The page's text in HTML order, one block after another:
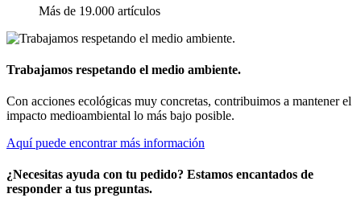
Más de 19.000 artículos
Trabajamos respetando el medio ambiente.
Con acciones ecológicas muy concretas, contribuimos a mantener el
impacto medioambiental lo más bajo posible.
Aquí puede encontrar más información
¿Necesitas ayuda con tu pedido? Estamos encantados de
responder a tus preguntas.